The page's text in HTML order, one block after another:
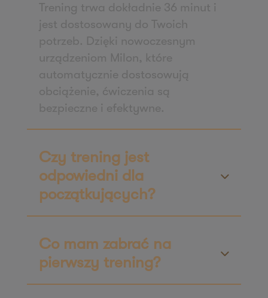
ul. Moniki Gruchmanowej 1/59
60-461 Poznań
Zapisz mnie
36 MINUT Suchanino
ul. Zygmunta Noskowskiego 17b,
Osiedle Suchanino
80-170 Gdańsk
36 MINUT Suchy Las
ul. Obornicka 104
62-002 Suchy Las
Zapisz mnie
ul. Armii Krajowej 9,
58-100 Świdnica
Zapisz mnie
Trening trwa dokładnie 36 minut i
jest dostosowany do Twoich
potrzeb. Dzięki nowoczesnym
urządzeniom Milon, które
automatycznie dostosowują
obciążenie, ćwiczenia są
bezpieczne i efektywne.
Czy trening jest
odpowiedni dla
początkujących?
Co mam zabrać na
pierwszy trening?